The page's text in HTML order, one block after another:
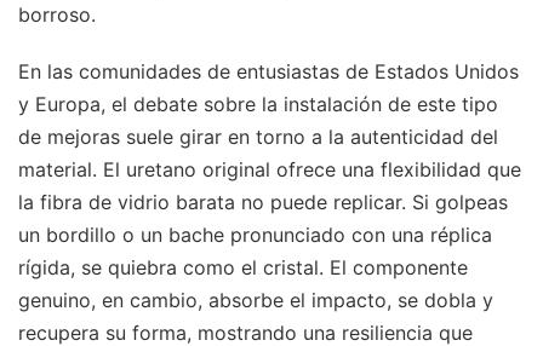
borroso.
En las comunidades de entusiastas de Estados Unidos
y Europa, el debate sobre la instalación de este tipo
de mejoras suele girar en torno a la autenticidad del
material. El uretano original ofrece una flexibilidad que
la fibra de vidrio barata no puede replicar. Si golpeas
un bordillo o un bache pronunciado con una réplica
rígida, se quiebra como el cristal. El componente
genuino, en cambio, absorbe el impacto, se dobla y
recupera su forma, mostrando una resiliencia que